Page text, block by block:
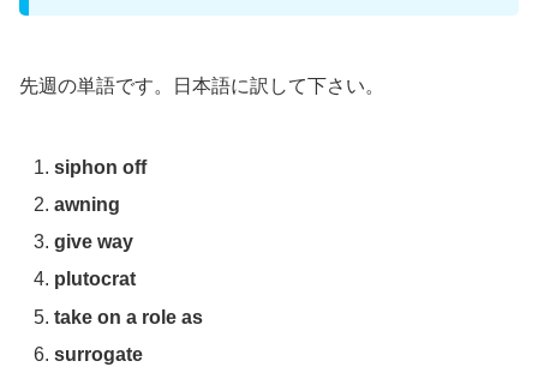
先週の単語です。日本語に訳して下さい。
siphon off
awning
give way
plutocrat
take on a role as
surrogate